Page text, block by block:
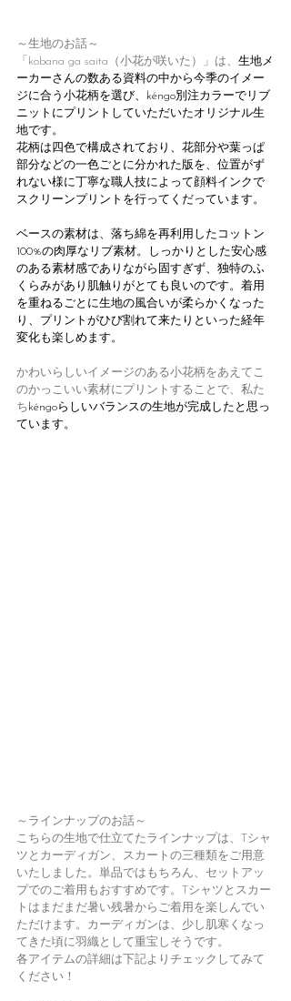
～生地のお話～
「kobana ga saita（小花が咲いた）」は、 生地メ
ーカーさんの数ある資料の中から今季のイメー
ジに合う小花柄を選び、kéngo別注カラーでリブ
ニットにプリントしていただいたオリジナル生
地です。
花柄は四色で構成されており、花部分や葉っぱ
部分などの一色ごとに分かれた版を、位置がず
れない様に丁寧な職人技によって顔料インクで
スクリーンプリントを行ってくだっています。
ベースの素材は、落ち綿を再利用したコットン
100%の肉厚なリブ素材。しっかりとした安心感
のある素材感でありながら固すぎず、独特のふ
くらみがあり肌触りがとても良いのです。着用
を重ねるごとに生地の風合いが柔らかくなった
り、プリントがひび割れて来たりといった経年
変化も楽しめます。
かわいらしいイメージのある小花柄をあえてこ
のかっこいい素材にプリントすることで、私た
ちkéngoらしいバランスの生地が完成したと思っ
ています。
～ラインナップのお話～
こちらの生地で仕立てたラインナップは、Tシャ
ツとカーディガン、スカートの三種類をご用意
いたしました。単品ではもちろん、セットアッ
プでのご着用もおすすめです。Tシャツとスカー
トはまだまだ暑い残暑からご着用を楽しんでい
ただけます。カーディガンは、少し肌寒くなっ
てきた頃に羽織として重宝しそうです。
各アイテムの詳細は下記よりチェックしてみて
ください！